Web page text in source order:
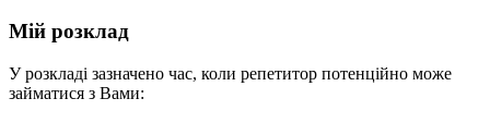
Мій розклад
У розкладі зазначено час, коли репетитор потенційно може
займатися з Вами: